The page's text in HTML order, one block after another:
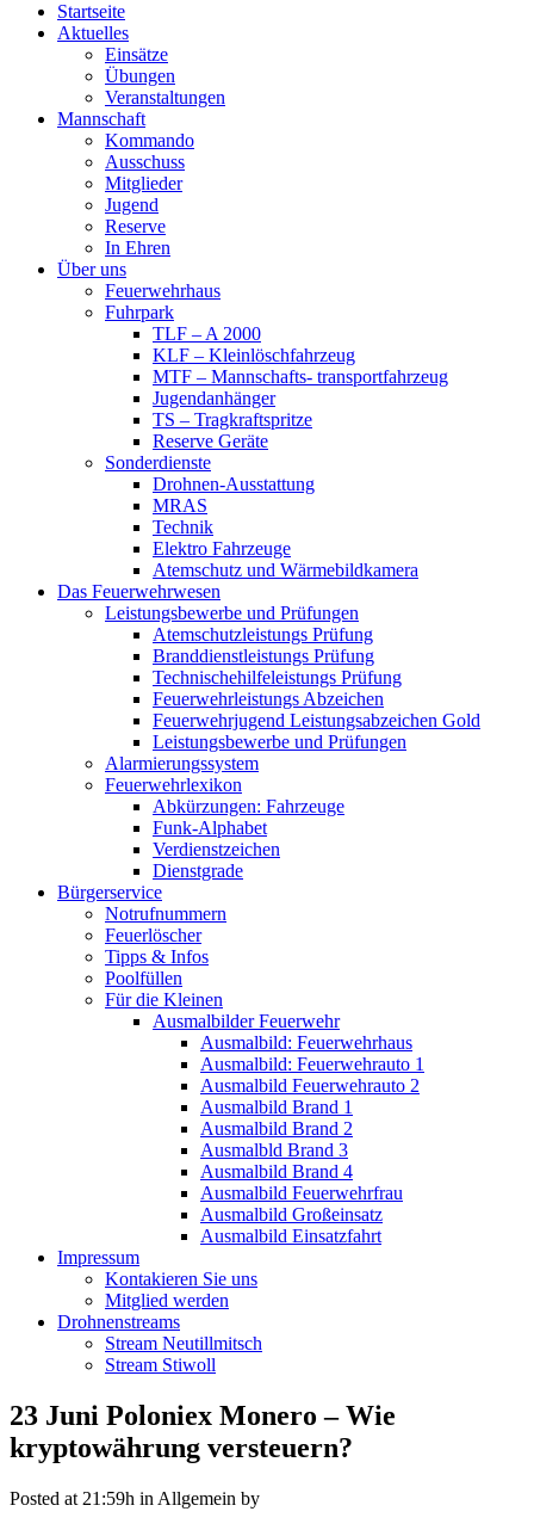
Startseite
Aktuelles
Einsätze
Übungen
Veranstaltungen
Mannschaft
Kommando
Ausschuss
Mitglieder
Jugend
Reserve
In Ehren
Über uns
Feuerwehrhaus
Fuhrpark
TLF – A 2000
KLF – Kleinlöschfahrzeug
MTF – Mannschafts- transportfahrzeug
Jugendanhänger
TS – Tragkraftspritze
Reserve Geräte
Sonderdienste
Drohnen-Ausstattung
MRAS
Technik
Elektro Fahrzeuge
Atemschutz und Wärmebildkamera
Das Feuerwehrwesen
Leistungsbewerbe und Prüfungen
Atemschutzleistungs Prüfung
Branddienstleistungs Prüfung
Technischehilfeleistungs Prüfung
Feuerwehrleistungs Abzeichen
Feuerwehrjugend Leistungsabzeichen Gold
Leistungsbewerbe und Prüfungen
Alarmierungssystem
Feuerwehrlexikon
Abkürzungen: Fahrzeuge
Funk-Alphabet
Verdienstzeichen
Dienstgrade
Bürgerservice
Notrufnummern
Feuerlöscher
Tipps & Infos
Poolfüllen
Für die Kleinen
Ausmalbilder Feuerwehr
Ausmalbild: Feuerwehrhaus
Ausmalbild: Feuerwehrauto 1
Ausmalbild Feuerwehrauto 2
Ausmalbild Brand 1
Ausmalbild Brand 2
Ausmalbld Brand 3
Ausmalbild Brand 4
Ausmalbild Feuerwehrfrau
Ausmalbild Großeinsatz
Ausmalbild Einsatzfahrt
Impressum
Kontakieren Sie uns
Mitglied werden
Drohnenstreams
Stream Neutillmitsch
Stream Stiwoll
23 Juni Poloniex Monero – Wie
kryptowährung versteuern?
Posted at 21:59h in Allgemein by